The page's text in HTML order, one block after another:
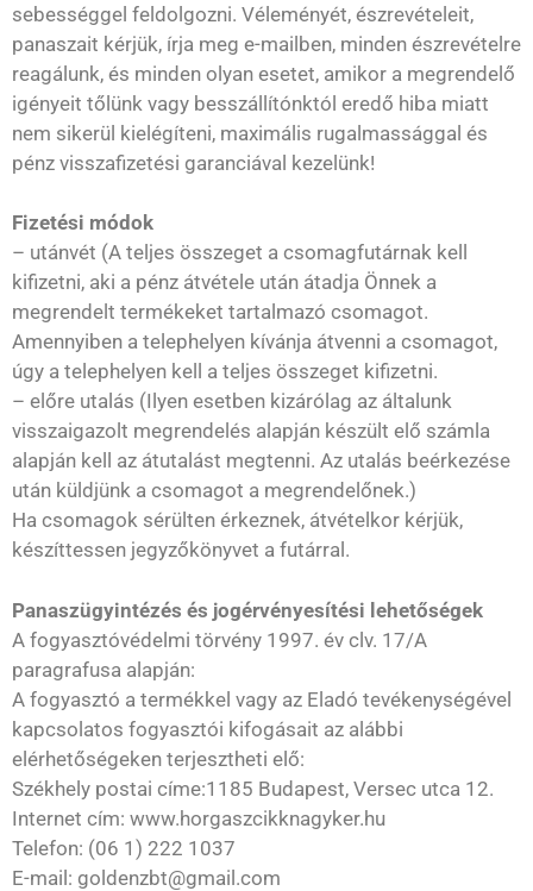
sebességgel feldolgozni. Véleményét, észrevételeit,
panaszait kérjük, írja meg e-mailben, minden észrevételre
reagálunk, és minden olyan esetet, amikor a megrendelő
igényeit tőlünk vagy besszállítónktól eredő hiba miatt
nem sikerül kielégíteni, maximális rugalmassággal és
pénz visszafizetési garanciával kezelünk!
Fizetési módok
– utánvét (A teljes összeget a csomagfutárnak kell
kifizetni, aki a pénz átvétele után átadja Önnek a
megrendelt termékeket tartalmazó csomagot.
Amennyiben a telephelyen kívánja átvenni a csomagot,
úgy a telephelyen kell a teljes összeget kifizetni.
– előre utalás (Ilyen esetben kizárólag az általunk
visszaigazolt megrendelés alapján készült elő számla
alapján kell az átutalást megtenni. Az utalás beérkezése
után küldjünk a csomagot a megrendelőnek.)
Ha csomagok sérülten érkeznek, átvételkor kérjük,
készíttessen jegyzőkönyvet a futárral.
Panaszügyintézés és jogérvényesítési lehetőségek
A fogyasztóvédelmi törvény 1997. év clv. 17/A
paragrafusa alapján:
A fogyasztó a termékkel vagy az Eladó tevékenységével
kapcsolatos fogyasztói kifogásait az alábbi
elérhetőségeken terjesztheti elő:
Székhely postai címe:1185 Budapest, Versec utca 12.
Internet cím: www.horgaszcikknagyker.hu
Telefon: (06 1) 222 1037
E-mail: goldenzbt@gmail.com